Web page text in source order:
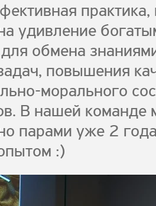
удивление
обмена
повышения
морального
В нашей
парами уже 2
:)